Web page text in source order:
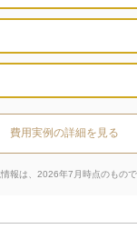
費用実例の詳細を見る
報は、2026年7月時点のもので